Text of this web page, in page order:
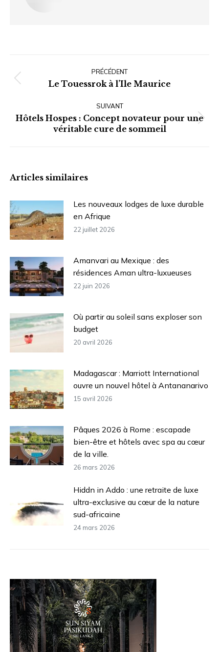
article
PRÉCÉDENT
Article
:
Le Touessrok à l’Ile Maurice
SUIVANT
Article
suivant
Hôtels Hospes : Concept novateur pour une
véritable cure de sommeil
Articles similaires
Les nouveaux lodges de luxe durable
en Afrique
22 juillet 2026
Amanvari au Mexique : des
résidences Aman ultra-luxueuses
22 juin 2026
Où partir au soleil sans exploser son
budget
20 avril 2026
Madagascar : Marriott International
ouvre un nouvel hôtel à Antananarivo
15 avril 2026
Pâques 2026 à Rome : escapade
bien-être et hôtels avec spa au cœur
de la ville.
26 mars 2026
Hiddn in Addo : une retraite de luxe
ultra-exclusive au cœur de la nature
sud-africaine
24 mars 2026